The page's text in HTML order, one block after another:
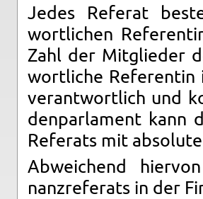
Jedes Referat
wortlichen
Zahl der Mit­glieder
wortliche Ref­er­entin
ve­r­ant­wortlich und
den­par­la­ment kann
Refer­ats mit
Ab­we­ichend
nanzrefer­ats in der